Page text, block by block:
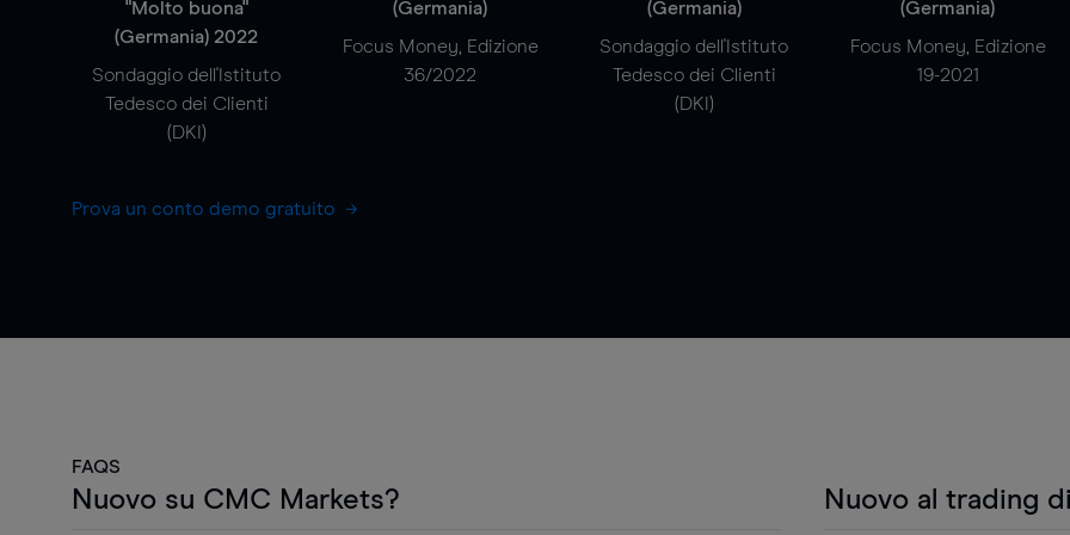
"Molto buona"
(Germania) 2022
Sondaggio dell'Istituto
Tedesco dei Clienti
(DKI)
(Germania)
Focus Money, Edizione
36/2022
(Germania)
Sondaggio dell'Istituto
Tedesco dei Clienti
(DKI)
(Germania)
Focus Money, Edizione
19-2021
Prova un conto demo gratuito
FAQS
Nuovo su CMC Markets? Nuovo al trading